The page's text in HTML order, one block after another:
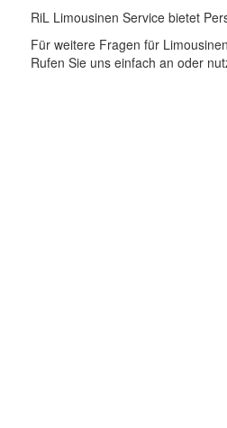
RiL Limousinen Service bietet
Für weitere Fragen für
Rufen Sie uns einfach an oder